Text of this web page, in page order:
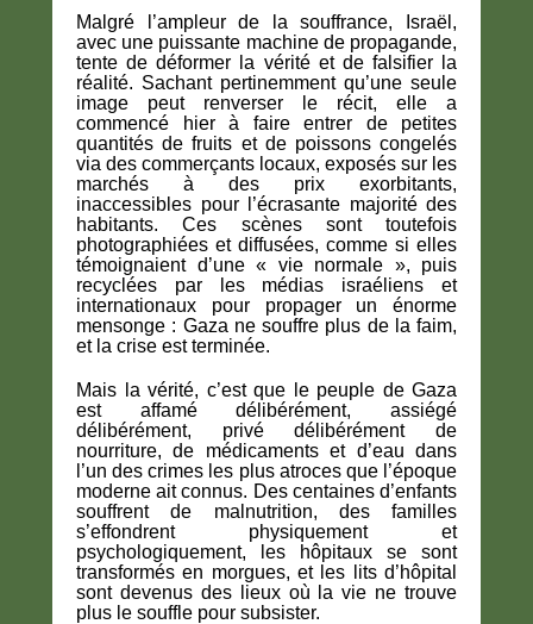
Malgré l’ampleur de la souffrance, Israël,
avec une puissante machine de propagande,
tente de déformer la vérité et de falsifier la
réalité. Sachant pertinemment qu’une seule
image peut renverser le récit, elle a
commencé hier à faire entrer de petites
quantités de fruits et de poissons congelés
via des commerçants locaux, exposés sur les
marchés à des prix exorbitants,
inaccessibles pour l’écrasante majorité des
habitants. Ces scènes sont toutefois
photographiées et diffusées, comme si elles
témoignaient d’une « vie normale », puis
recyclées par les médias israéliens et
internationaux pour propager un énorme
mensonge : Gaza ne souffre plus de la faim,
et la crise est terminée.
Mais la vérité, c’est que le peuple de Gaza
est affamé délibérément, assiégé
délibérément, privé délibérément de
nourriture, de médicaments et d’eau dans
l’un des crimes les plus atroces que l’époque
moderne ait connus. Des centaines d’enfants
souffrent de malnutrition, des familles
s’effondrent physiquement et
psychologiquement, les hôpitaux se sont
transformés en morgues, et les lits d’hôpital
sont devenus des lieux où la vie ne trouve
plus le souffle pour subsister.